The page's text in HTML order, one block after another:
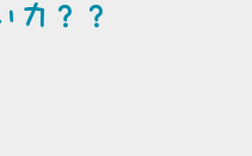
力？？